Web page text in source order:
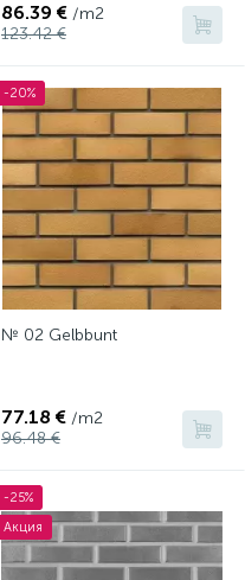
86.39 € /m2
123.42 €
-20%
№ 02 Gelbbunt
77.18 € /m2
96.48 €
-25%
Акция